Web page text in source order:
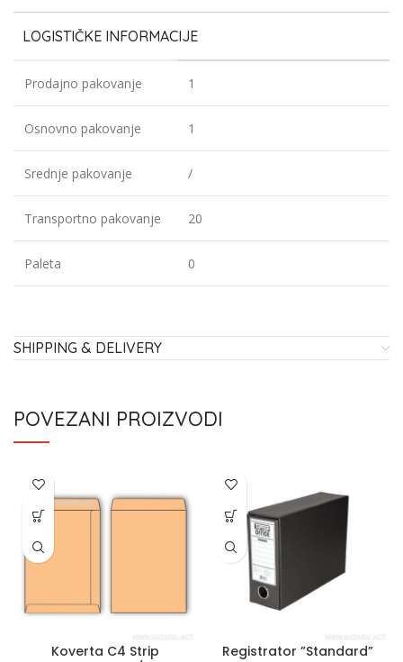
LOGISTIČKE INFORMACIJE
Prodajno pakovanje 1
Osnovno pakovanje 1
Srednje pakovanje /
Transportno pakovanje 20
Paleta 0
SHIPPING & DELIVERY
POVEZANI PROIZVODI
Koverta C4 Strip
Registrator ”Standard”